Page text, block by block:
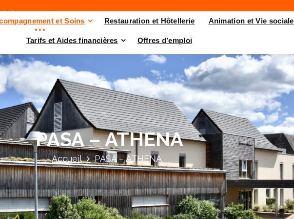
champrouge.fr
et Soins Restauration et Hôtellerie Animation et Vie sociale
Tarifs et Aides financières Offres d’emploi
PASA – ATHENA
Accueil PASA – ATHENA